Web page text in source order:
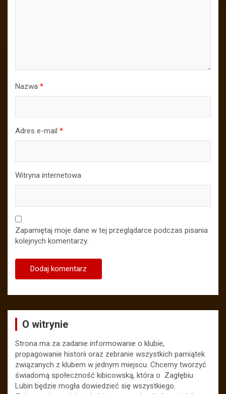
Nazwa *
Adres e-mail *
Witryna internetowa
Zapamiętaj moje dane w tej przeglądarce podczas pisania
kolejnych komentarzy.
O witrynie
Strona ma za zadanie informowanie o klubie,
propagowanie historii oraz zebranie wszystkich pamiątek
związanych z klubem w jednym miejscu. Chcemy tworzyć
świadomą społeczność kibicowską, która o Zagłębiu
Lubin będzie mogła dowiedzieć się wszystkiego.